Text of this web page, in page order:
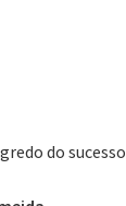
do sucesso